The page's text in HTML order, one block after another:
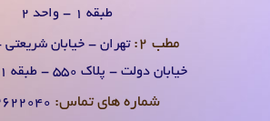
طبقه 1 - واحد 2
مطب 2:
تهران - خیابان شریعتی
خیابان دولت - پلاک 550 - طبقه 1 - واحد 2
شماره های تماس: